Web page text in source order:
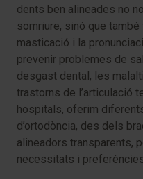
dents ben alineades no
somriure, sinó que
masticació i la
prevenir problemes de
desgast dental, les
trastorns de l’articulació
hospitals, oferim
d’ortodòncia, des dels
alineadors transparents,
necessitats i